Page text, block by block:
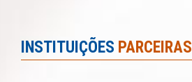
INSTITUIÇÕES PARCEIRAS